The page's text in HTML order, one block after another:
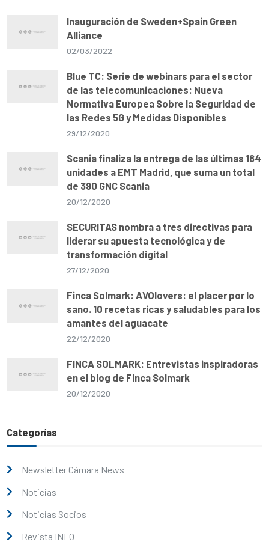
Inauguración de Sweden+Spain Green
Alliance
02/03/2022
Blue TC: Serie de webinars para el sector
de las telecomunicaciones: Nueva
Normativa Europea Sobre la Seguridad de
las Redes 5G y Medidas Disponibles
29/12/2020
Scania finaliza la entrega de las últimas 184
unidades a EMT Madrid, que suma un total
de 390 GNC Scania
20/12/2020
SECURITAS nombra a tres directivas para
liderar su apuesta tecnológica y de
transformación digital
27/12/2020
Finca Solmark: AVOlovers: el placer por lo
sano. 10 recetas ricas y saludables para los
amantes del aguacate
22/12/2020
FINCA SOLMARK: Entrevistas inspiradoras
en el blog de Finca Solmark
20/12/2020
Categorías
Newsletter Cámara News
Noticias
Noticias Socios
Revista INFO